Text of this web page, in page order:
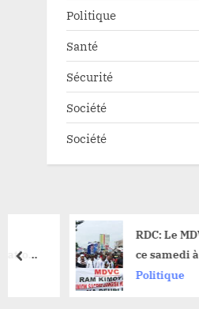
Politique
Santé
Sécurité
Société
Société
RDC: Le MDVC
ce samedi à
Politique
prev